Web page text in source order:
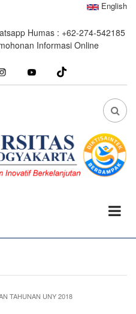
English
Humas : +62-274-542185
Informasi Online
Instagram youtube
FA
TAHUNAN UNY 2018